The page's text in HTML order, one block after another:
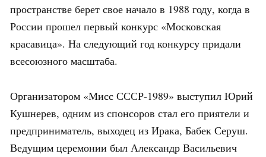
пространстве берет свое начало в 1988 году, когда в
России прошел первый конкурс «Московская
красавица». На следующий год конкурсу придали
всесоюзного масштаба.
Организатором «Мисс СССР-1989» выступил Юрий
Кушнерев, одним из спонсоров стал его приятели и
предприниматель, выходец из Ирака, Бабек Серуш.
Ведущим церемонии был Александр Васильевич